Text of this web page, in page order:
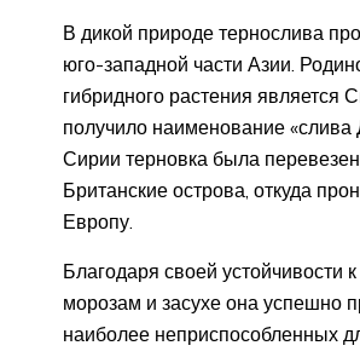
В дикой природе тернослива
юго-западной части Азии.
гибридного растения является
получило наименование «слива
Сирии терновка была
Британские острова, откуда
Европу.
Благодаря своей устойчивости
морозам и засухе она успешно
наиболее неприспособленных